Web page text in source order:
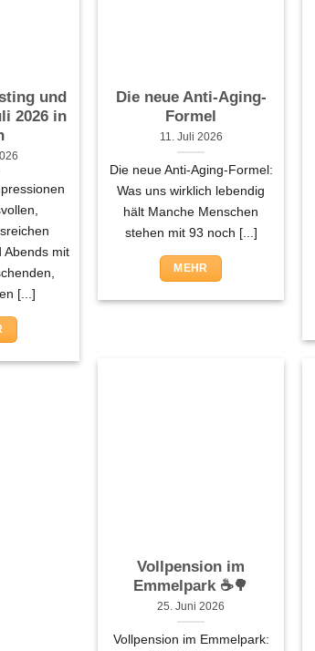
und
2026 in
Abends mit
[...]
Die neue Anti-Aging-
Formel
11. Juli 2026
Die neue Anti-Aging-Formel:
Was uns wirklich lebendig
hält Manche Menschen
stehen mit 93 noch [...]
MEHR
Vollpension im
Emmelpark ☕🌳
25. Juni 2026
Vollpension im Emmelpark: